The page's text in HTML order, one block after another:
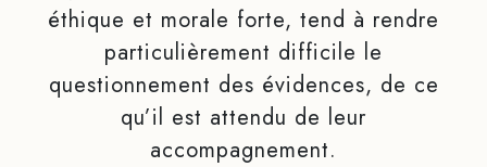
éthique et morale forte, tend à rendre
particulièrement difficile le
questionnement des évidences, de ce
qu’il est attendu de leur
accompagnement.